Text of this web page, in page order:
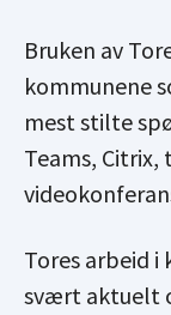
Bruken av
kommunene
mest stilte
Teams,
Tores arbeid i
svært aktuelt